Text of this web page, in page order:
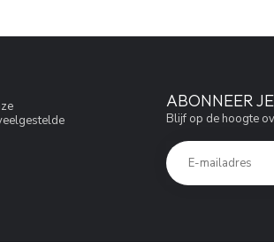
ABONNEER
Blijf op de hoogte